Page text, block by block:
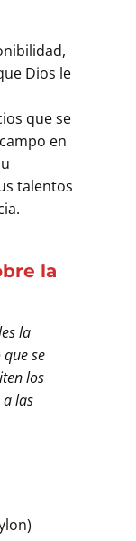
Dios le
que se
en
talentos
la
la
se
los
las